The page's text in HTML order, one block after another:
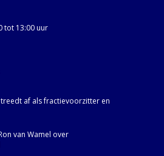
tot 13:00 uur
treedt af als fractievoorzitter en
van Wamel over